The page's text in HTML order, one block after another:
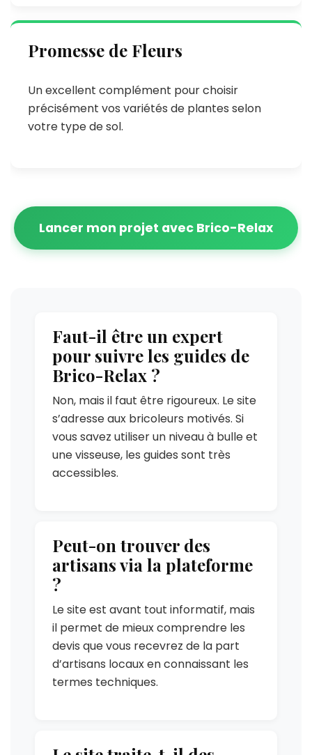
Promesse de Fleurs
Un excellent complément pour choisir
précisément vos variétés de plantes selon
votre type de sol.
Lancer mon projet avec Brico-Relax
Faut-il être un expert
pour suivre les guides de
Brico-Relax ?
Non, mais il faut être rigoureux. Le site
s’adresse aux bricoleurs motivés. Si
vous savez utiliser un niveau à bulle et
une visseuse, les guides sont très
accessibles.
Peut-on trouver des
artisans via la plateforme
?
Le site est avant tout informatif, mais
il permet de mieux comprendre les
devis que vous recevrez de la part
d’artisans locaux en connaissant les
termes techniques.